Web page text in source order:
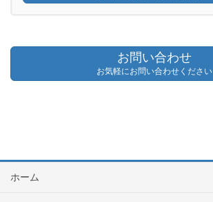
お問い合わせ
お気軽にお問い合わせください
ホーム